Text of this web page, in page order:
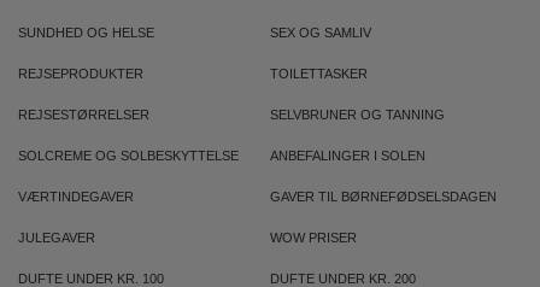
SUNDHED OG HELSE SEX OG SAMLIV
REJSEPRODUKTER TOILETTASKER
REJSESTØRRELSER SELVBRUNER OG TANNING
SOLCREME OG SOLBESKYTTELSE ANBEFALINGER I SOLEN
VÆRTINDEGAVER GAVER TIL BØRNEFØDSELSDAGEN
JULEGAVER WOW PRISER
DUFTE UNDER KR. 100 DUFTE UNDER KR. 200